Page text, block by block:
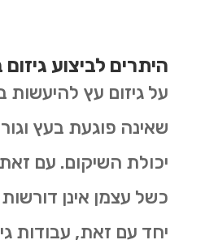
היתרים לביצוע
על גיזום עץ להיעשות
שאינה פוגעת בעץ
יכולת השיקום. עם
כשל עצמן אינן
יחד עם זאת, עבודות